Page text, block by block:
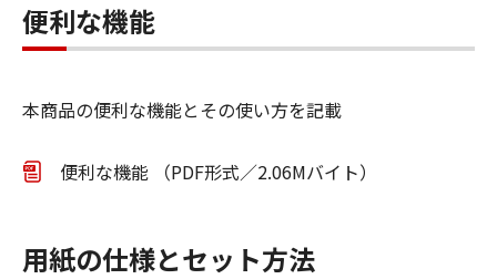
便利な機能
本商品の便利な機能とその使い方を記載
便利な機能 （PDF形式／2.06Mバイト）
用紙の仕様とセット方法